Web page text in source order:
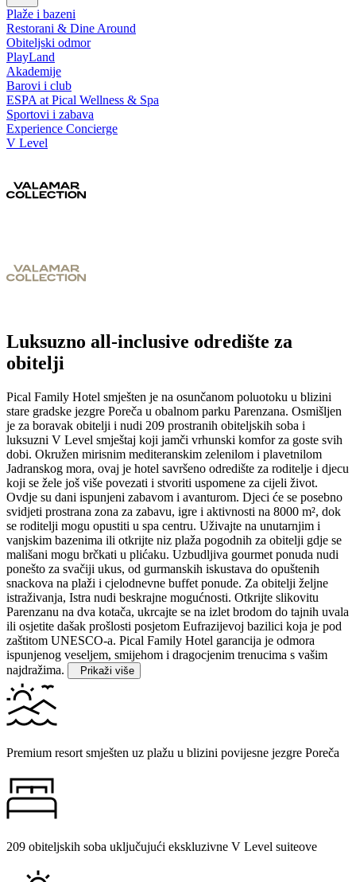
Plaže i bazeni
Restorani & Dine Around
Obiteljski odmor
PlayLand
Akademije
Barovi i club
ESPA at Pical Wellness & Spa
Sportovi i zabava
Experience Concierge
V Level
Luksuzno all-inclusive odredište za
obitelji
Pical Family Hotel smješten je na osunčanom poluotoku u blizini
stare gradske jezgre Poreča u obalnom parku Parenzana. Osmišljen
je za boravak obitelji i nudi 209 prostranih obiteljskih soba i
luksuzni V Level smještaj koji jamči vrhunski komfor za goste svih
dobi. Okružen mirisnim mediteranskim zelenilom i plavetnilom
Jadranskog mora, ovaj je hotel savršeno odredište za roditelje i djecu
koji se žele još više povezati i stvoriti uspomene za cijeli život.
Ovdje su dani ispunjeni zabavom i avanturom. Djeci će se posebno
svidjeti prostrana zona za zabavu, igre i aktivnosti na 8000 m², dok
se roditelji mogu opustiti u spa centru. Uživajte na unutarnjim i
vanjskim bazenima ili otkrijte niz plaža pogodnih za obitelji gdje se
mališani mogu brčkati u plićaku. Uzbudljiva gourmet ponuda nudi
ponešto za svačiji ukus, od gurmanskih iskustava do opuštenih
snackova na plaži i cjelodnevne buffet ponude. Za obitelji željne
istraživanja, Istra nudi beskrajne mogućnosti. Otkrijte slikovitu
Parenzanu na dva kotača, ukrcajte se na izlet brodom do tajnih uvala
ili osjetite dašak prošlosti posjetom Eufrazijevoj bazilici koja je pod
zaštitom UNESCO-a. Pical Family Hotel garancija je odmora
ispunjenog veseljem, smijehom i dragocjenim trenucima s vašim
najdražima.
Prikaži više
Premium resort smješten uz plažu u blizini povijesne jezgre Poreča
209 obiteljskih soba uključujući ekskluzivne V Level suiteove